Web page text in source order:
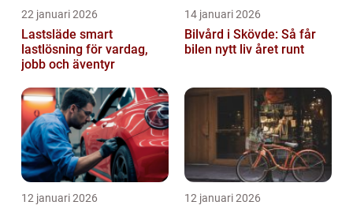
22 januari 2026
Lastsläde smart
lastlösning för vardag,
jobb och äventyr
14 januari 2026
Bilvård i Skövde: Så får
bilen nytt liv året runt
12 januari 2026 12 januari 2026